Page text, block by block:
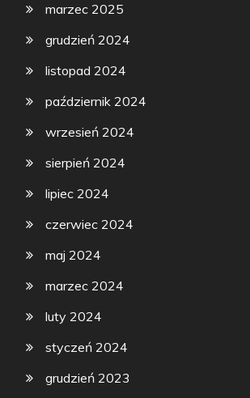
marzec 2025
grudzień 2024
listopad 2024
październik 2024
wrzesień 2024
sierpień 2024
lipiec 2024
czerwiec 2024
maj 2024
marzec 2024
luty 2024
styczeń 2024
grudzień 2023